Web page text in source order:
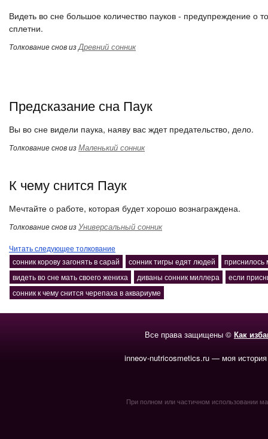
Видеть во сне большое количество пауков - предупреждение о
сплетни.
Толкование снов изДревний сонник
Предсказание сна Паук
Вы во сне видели паука, наяву вас ждет предательство, дело.
Толкование снов изМаленький сонник
К чему снится Паук
Мечтайте о работе, которая будет хорошо вознаграждена.
Толкование снов изУниверсальный сонник
Читать следующее толкование
сонник корову загонять в сарай
сонник тигры едят людей
приснилось
видеть во сне мать своего жениха
диваны сонник миллера
если
сонник к чему снится черепаха в аквариуме
Все права защищены © Как
inneov-nutricosmetics.ru — моя
При полном или частичном использовании